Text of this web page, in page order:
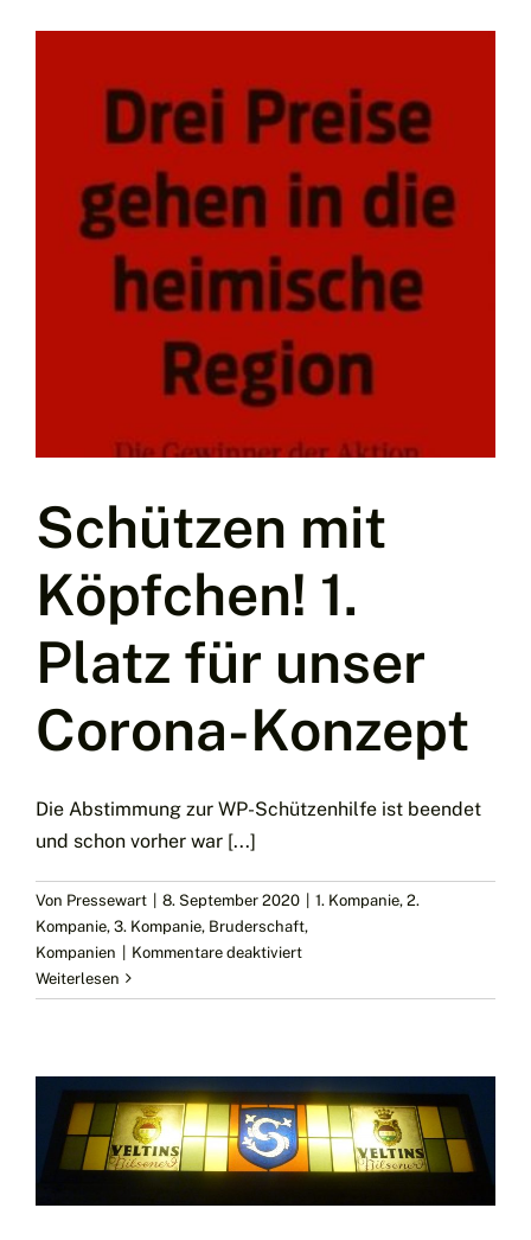
Schützen mit
Köpfchen! 1.
Platz für unser
Corona-Konzept
Die Abstimmung zur WP-Schützenhilfe ist beendet
und schon vorher war [...]
Von Pressewart | 8. September 2020 | 1. Kompanie, 2.
Kompanie, 3. Kompanie, Bruderschaft,
Kompanien | Kommentare deaktiviertfür
mit
Platz
für
unser
Corona-
Weiterlesen